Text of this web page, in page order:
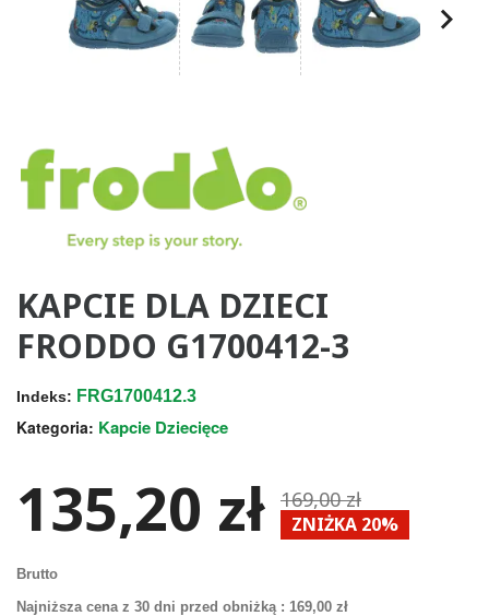
KAPCIE DLA DZIECI
FRODDO G1700412-3
Indeks: FRG1700412.3
Kategoria: Kapcie Dziecięce
135,20 zł 169,00 zł
ZNIŻKA 20%
Brutto
Najniższa cena z 30 dni przed obniżką : 169,00 zł